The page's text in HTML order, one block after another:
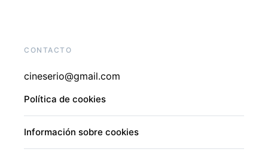
CONTACTO
cineserio@gmail.com
Política de cookies
Información sobre cookies